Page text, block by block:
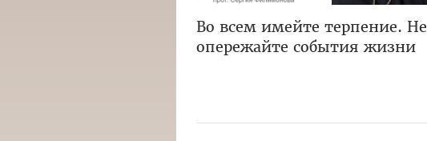
Во всем имейте терпение. Не
опережайте события жизни